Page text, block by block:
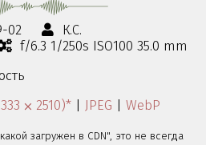
02
К.С.
f/6.3 1/250s ISO100 35.0 mm
⨉ 2510)* | JPEG | WebP
загружен в CDN", это не всегда